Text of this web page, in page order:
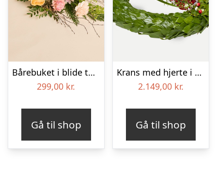
Bårebuket i blide toner
299,00 kr.
Gå til shop
Krans med hjerte i klassisk stil – rød og hvid
2.149,00 kr.
Gå til shop